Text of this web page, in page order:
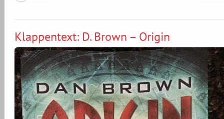
Klappentext: D. Brown – Origin